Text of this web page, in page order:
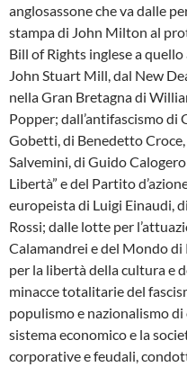
anglosassone che va dalle
stampa di John Milton al
Bill of Rights inglese a
John Stuart Mill, dal New
nella Gran Bretagna di
Popper; dall’antifascismo
Gobetti, di Benedetto
Salvemini, di Guido
Libertà” e del Partito
europeista di Luigi Einaudi,
Rossi; dalle lotte per
Calamandrei e del Mondo di
per la libertà della cultura e
minacce totalitarie del
populismo e nazionalismo
sistema economico e la
corporative e feudali,